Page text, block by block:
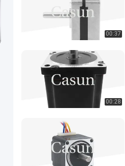
00:37
00:28